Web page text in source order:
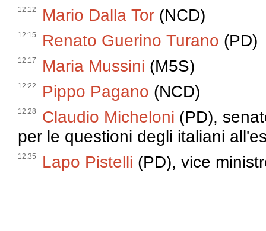
12:12 Mario Dalla Tor (NCD)
12:15 Renato Guerino Turano (PD)
12:17 Maria Mussini (M5S)
12:22 Pippo Pagano (NCD)
12:28 Claudio Micheloni (PD),
per le questioni degli italiani
12:35 Lapo Pistelli (PD), vice